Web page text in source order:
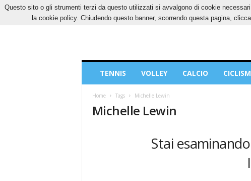
GIOVEDÌ, 6 AGOSTO 2026 CONTATTI COOKIES
Sport
TENNIS VOLLEY CALCIO
Home Tags Michelle Lewin
Michelle Lewin
Stai
Questo sito o gli strumenti terzi da questo utilizzati si avvalgono di cookie
la cookie policy. Chiudendo questo banner, scorrendo questa pagina,